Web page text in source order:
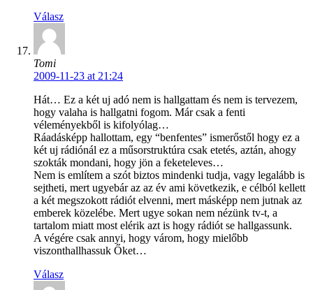
Válasz
Tomi
2009-11-23 at 21:24
Hát… Ez a két uj adó nem is hallgattam és nem is tervezem,
hogy valaha is hallgatni fogom. Már csak a fenti
véleményekből is kifolyólag…
Ráadásképp hallottam, egy “benfentes” ismerőstől hogy ez a
két uj rádiónál ez a műsorstruktúra csak etetés, aztán, ahogy
szokták mondani, hogy jön a feketeleves…
Nem is említem a szót biztos mindenki tudja, vagy legalább is
sejtheti, mert ugyebár az az év ami következik, e célból kellett
a két megszokott rádiót elvenni, mert másképp nem jutnak az
emberek közelébe. Mert ugye sokan nem nézünk tv-t, a
tartalom miatt most elérik azt is hogy rádiót se hallgassunk.
A végére csak annyi, hogy várom, hogy mielőbb
viszonthallhassuk Őket…
Válasz